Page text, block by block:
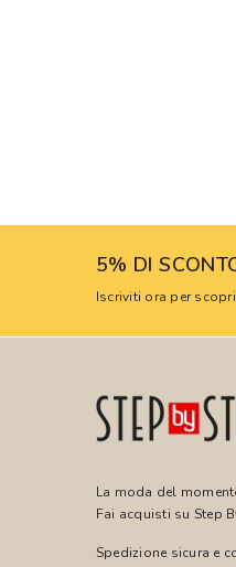
5% DI
Iscriviti ora per
La moda del
Fai acquisti su Step
Spedizione sicura e